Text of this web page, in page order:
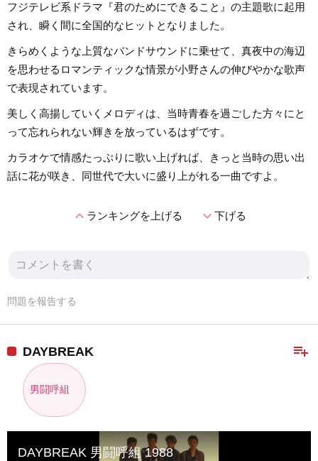
フジテレビ系ドラマ『君のためにできること』の主題歌に起用
され、瞬く間に全国的なヒットとなりました。
きらめくような上質なバンドサウンドに乗せて、真夜中の海辺
を思わせるロマンティックな情景が小野さんの伸びやかな歌声
で表現されています。
美しく高揚していくメロディは、当時青春を過ごした方々にと
って忘れられない輝きを放っているはずです。
カラオケで情感たっぷりに歌い上げれば、きっと当時の思い出
話に花が咲き、同世代で大いに盛り上がれる一曲ですよ。
expand_lessランキングを上げる expand_more下げる
問題を報告する
playlist_add
DAYBREAK
男闘呼組
DAYBREAK 男闘呼組 1988